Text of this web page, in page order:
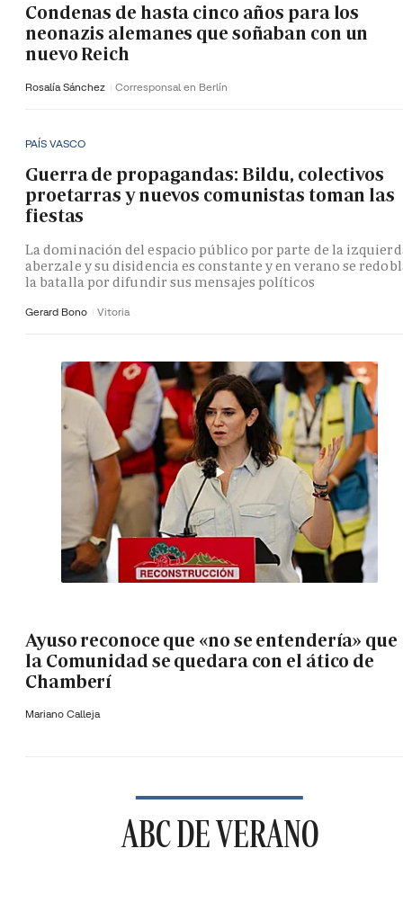
Condenas de hasta cinco años para los
neonazis alemanes que soñaban con un
nuevo Reich
Rosalía Sánchez Corresponsal en Berlín
PAÍS VASCO
Guerra de propagandas: Bildu, colectivos
proetarras y nuevos comunistas toman las
fiestas
La dominación del espacio público por parte de la
aberzale y su disidencia es constante y en verano se
la batalla por difundir sus mensajes políticos
Gerard Bono Vitoria
Ayuso reconoce que «no se entendería» que
la Comunidad se quedara con el ático de
Chamberí
Mariano Calleja
ABC DE VERANO